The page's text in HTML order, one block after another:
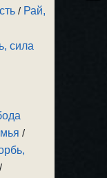
/ Рай,
сила
/
/